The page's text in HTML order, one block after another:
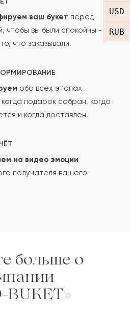
USD
RUB
после проверки.
ваш букет перед
чтобы вы были спокойны -
что заказывали.
обо всех этапах
подарок собран, когда
и когда доставлен.
на видео эмоции
получателя вашего
больше о
BUKET»